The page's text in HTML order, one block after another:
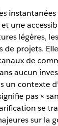
une
légères,
de projets.
de
aucun
un contexte
pas «
se
sur la